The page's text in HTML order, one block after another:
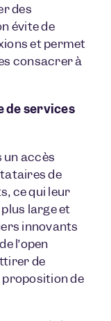
des
évite de
et permet
consacrer à
de services
un accès
de
ce qui leur
large et
innovants
l’open
de
de